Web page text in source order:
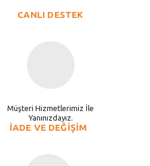
CANLI DESTEK
Müşteri Hizmetlerimiz İle
Yanınızdayız.
İADE VE DEĞİŞİM